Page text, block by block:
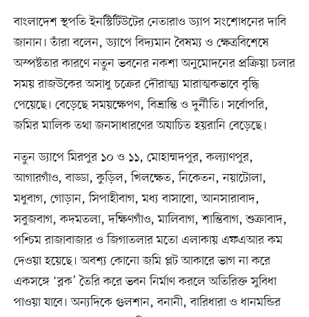
বাংলাদেশ স্থপতি ইনস্টিটিউটের নেতারাও ড্যাপ সংশোধনের দাবি
জানান। তাঁরা বলেন, ড্যাপে বিদ্যমান বৈষম্য ও ক্ষেত্রবিশেষে
অস্পষ্টতার কারণে নতুন ভবনের নকশা অনুমোদনের প্রক্রিয়া চলার
সময় রাজউকের অসাধু চক্রের দৌরাত্ম্য মারাত্মকভাবে বৃদ্ধি
পেয়েছে। বেড়েছে সময়ক্ষেপণ, বিভ্রান্তি ও দুর্নীতি। সর্বোপরি,
জমির মালিক তথা জনসাধারণের অযাচিত হয়রানি বেড়েছে।
নতুন ড্যাপে মিরপুর ১০ ও ১১, মোহাম্মদপুর, কল্যাণপুর,
আগারগাঁও, বাড্ডা, কুড়িল, খিলক্ষেত, নিকেতন, নয়াটোলা,
মধুবাগ, গোড়ান, সিপাহীবাগ, মধ্য বাসাবো, আনসারাবাদ,
সবুজবাগ, কদমতলা, দক্ষিণগাঁও, মালিবাগ, শান্তিবাগ, শুক্রাবাদ,
পশ্চিম রাজাবাজার ও জিগাতলার মতো এলাকায় এফএআর কম
দেওয়া হয়েছে। অবশ্য কোনো জমি প্লট আকারে ভাগ না করে
একসঙ্গে ‘ব্লক’ তৈরি করে ভবন নির্মাণ করলে অতিরিক্ত সুবিধা
পাওয়া যাবে। অন্যদিকে গুলশান, বনানী, বারিধারা ও ধানমন্ডির